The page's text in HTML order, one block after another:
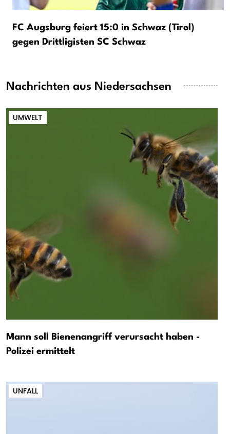
FC Augsburg feiert 15:0 in Schwaz (Tirol)
gegen Drittligisten SC Schwaz
Nachrichten aus Niedersachsen
UMWELT
Mann soll Bienenangriff verursacht haben -
Polizei ermittelt
UNFALL